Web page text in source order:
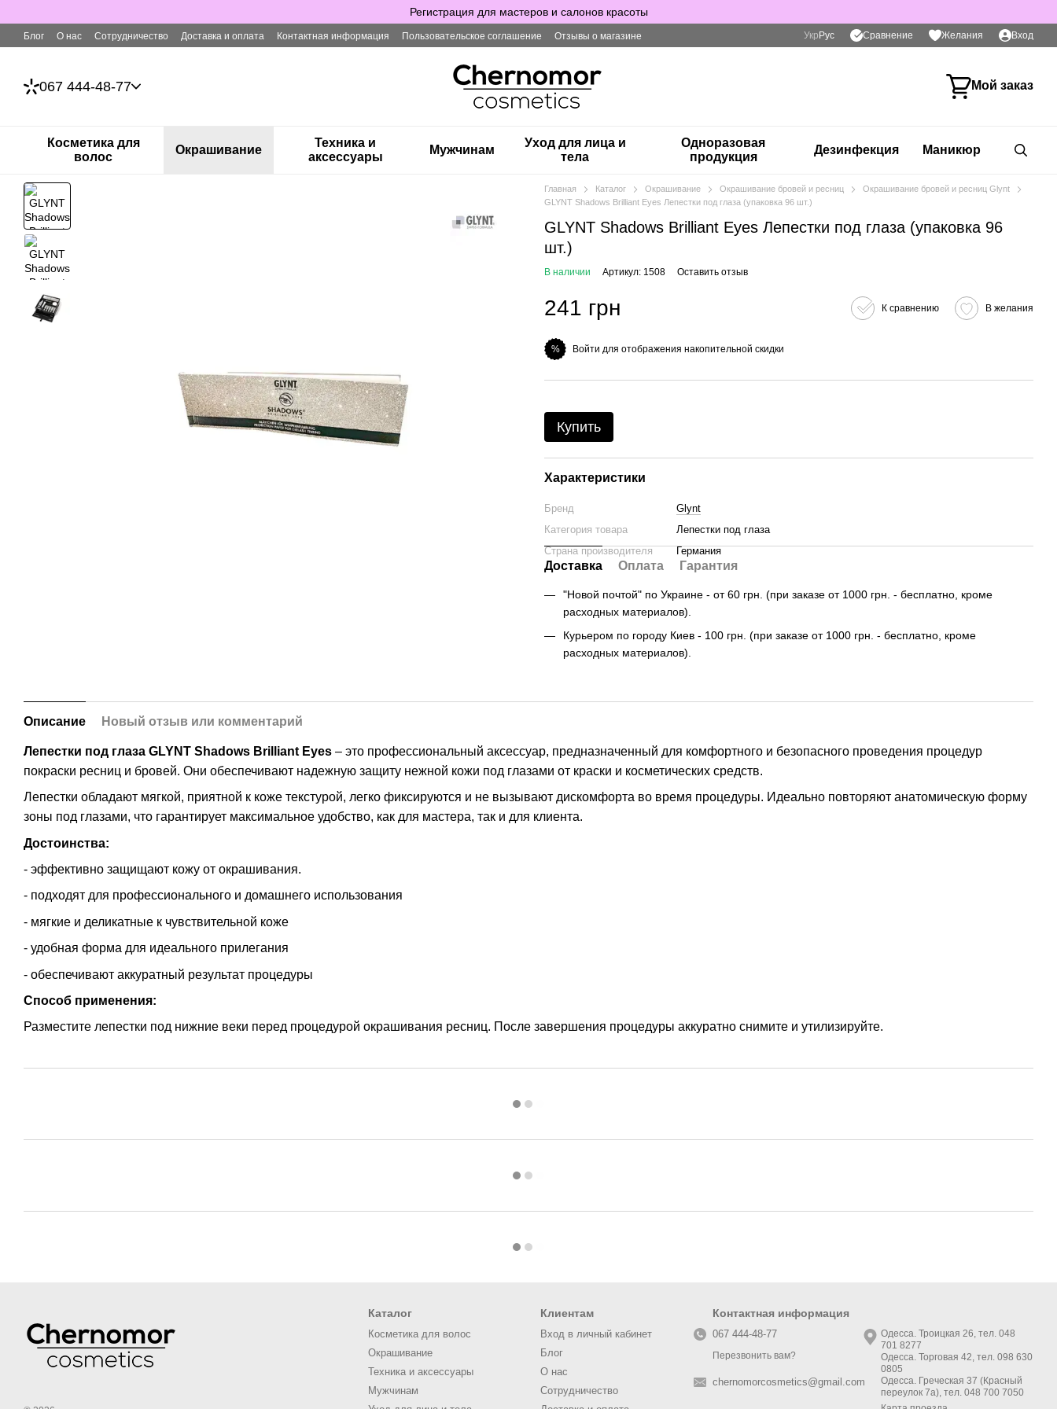
Регистрация для мастеров и салонов красоты
Блог О нас Сотрудничество Доставка и оплата Контактная информация Пользовательское соглашение Отзывы о магазине Укр Рус Сравнение Желания Вход
067 444-48-77 Мой заказ
Косметика для
волос
Окрашивание
Техника и
аксессуары
Мужчинам
Уход для лица и
тела
Одноразовая
продукция
Дезинфекция Маникюр
Главная Каталог Окрашивание Окрашивание бровей и ресниц
Окрашивание бровей и ресниц Glynt
GLYNT Shadows Brilliant Eyes Лепестки под глаза (упаковка 96 шт.)
GLYNT Shadows Brilliant Eyes Лепестки под глаза (упаковка 96
шт.)
В наличии Артикул: 1508 Оставить отзыв
241 грн К сравнению В желания
% Войти для отображения накопительной скидки
Купить
Характеристики
Бренд
Glynt
Категория товара
Лепестки под глаза
Страна производителя
Германия
Доставка Оплата Гарантия
"Новой почтой" по Украине - от 60 грн. (при заказе от 1000 грн. - бесплатно, кроме
расходных материалов).
Курьером по городу Киев - 100 грн. (при заказе от 1000 грн. - бесплатно, кроме
расходных материалов).
Описание Новый отзыв или комментарий
Лепестки под глаза GLYNT Shadows Brilliant Eyes – это профессиональный аксессуар, предназначенный для комфортного и безопасного проведения процедур
покраски ресниц и бровей. Они обеспечивают надежную защиту нежной кожи под глазами от краски и косметических средств.
Лепестки обладают мягкой, приятной к коже текстурой, легко фиксируются и не вызывают дискомфорта во время процедуры. Идеально повторяют анатомическую форму
зоны под глазами, что гарантирует максимальное удобство, как для мастера, так и для клиента.
Достоинства:
- эффективно защищают кожу от окрашивания.
- подходят для профессионального и домашнего использования
- мягкие и деликатные к чувствительной коже
- удобная форма для идеального прилегания
- обеспечивают аккуратный результат процедуры
Способ применения:
Разместите лепестки под нижние веки перед процедурой окрашивания ресниц. После завершения процедуры аккуратно снимите и утилизируйте.
Каталог
Косметика для волос
Окрашивание
Техника и аксессуары
Мужчинам
Клиентам
Вход в личный кабинет
Блог
О нас
Сотрудничество
Контактная информация
067 444-48-77
Перезвонить вам?
chernomorcosmetics@gmail.com
Одесса. Троицкая 26, тел. 048
701 8277
Одесса. Торговая 42, тел. 098 630
0805
Одесса. Греческая 37 (Красный
переулок 7а), тел. 048 700 7050